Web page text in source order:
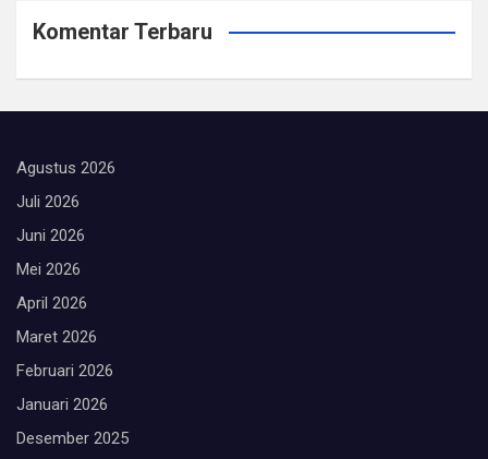
Komentar Terbaru
Agustus 2026
Juli 2026
Juni 2026
Mei 2026
April 2026
Maret 2026
Februari 2026
Januari 2026
Desember 2025